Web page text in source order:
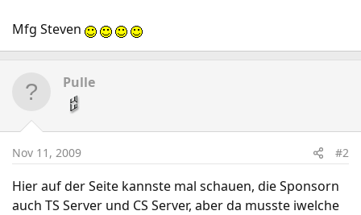
Mfg Steven
Pulle
Nov 11, 2009 #2
Hier auf der Seite kannste mal schauen, die Sponsorn
auch TS Server und CS Server, aber da musste iwelche